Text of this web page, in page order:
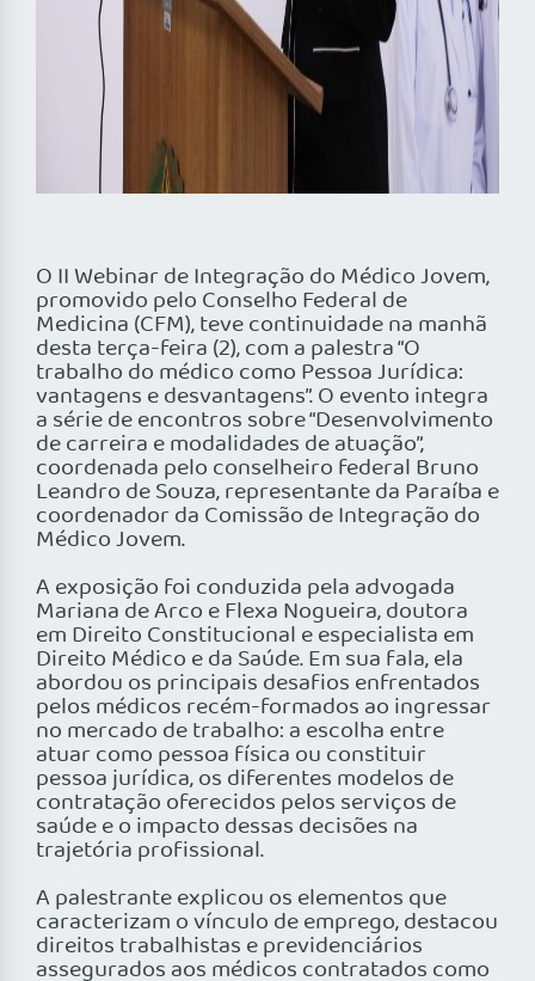
O II Webinar de Integração do Médico Jovem,
promovido pelo Conselho Federal de
Medicina (CFM), teve continuidade na manhã
desta terça-feira (2), com a palestra “O
trabalho do médico como Pessoa Jurídica:
vantagens e desvantagens”. O evento integra
a série de encontros sobre “Desenvolvimento
de carreira e modalidades de atuação”,
coordenada pelo conselheiro federal Bruno
Leandro de Souza, representante da Paraíba e
coordenador da Comissão de Integração do
Médico Jovem.
A exposição foi conduzida pela advogada
Mariana de Arco e Flexa Nogueira, doutora
em Direito Constitucional e especialista em
Direito Médico e da Saúde. Em sua fala, ela
abordou os principais desafios enfrentados
pelos médicos recém-formados ao ingressar
no mercado de trabalho: a escolha entre
atuar como pessoa física ou constituir
pessoa jurídica, os diferentes modelos de
contratação oferecidos pelos serviços de
saúde e o impacto dessas decisões na
trajetória profissional.
A palestrante explicou os elementos que
caracterizam o vínculo de emprego, destacou
direitos trabalhistas e previdenciários
assegurados aos médicos contratados como